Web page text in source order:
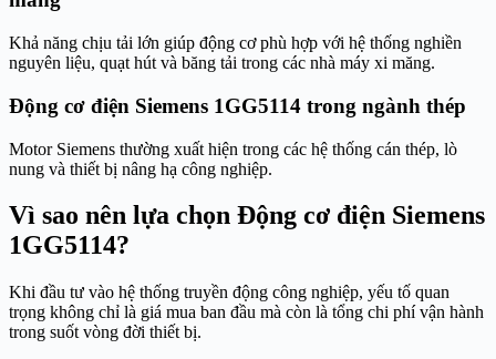
Khả năng chịu tải lớn giúp động cơ phù hợp với hệ thống nghiền
nguyên liệu, quạt hút và băng tải trong các nhà máy xi măng.
Động cơ điện Siemens 1GG5114 trong ngành thép
Motor Siemens thường xuất hiện trong các hệ thống cán thép, lò
nung và thiết bị nâng hạ công nghiệp.
Vì sao nên lựa chọn Động cơ điện Siemens
1GG5114?
Khi đầu tư vào hệ thống truyền động công nghiệp, yếu tố quan
trọng không chỉ là giá mua ban đầu mà còn là tổng chi phí vận hành
trong suốt vòng đời thiết bị.